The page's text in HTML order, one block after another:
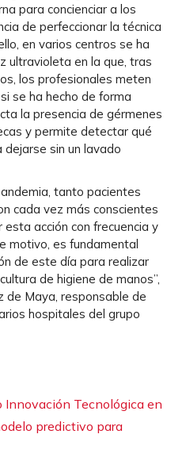
para concienciar a los
de perfeccionar la técnica
en varios centros se ha
ultravioleta en la que, tras
los profesionales meten
se ha hecho de forma
la presencia de gérmenes
y permite detectar qué
sin un lavado
tanto pacientes
cada vez más conscientes
acción con frecuencia y
motivo, es fundamental
de este día para realizar
de higiene de manos”,
de Maya, responsable de
hospitales del grupo
Innovación Tecnológica en
predictivo para